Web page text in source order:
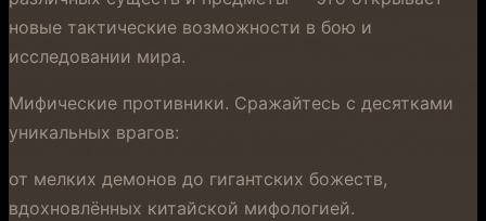
новые тактические возможности в бою и
исследовании мира.
Мифические противники. Сражайтесь с десятками
уникальных врагов:
от мелких демонов до гигантских божеств,
вдохновлённых китайской мифологией.